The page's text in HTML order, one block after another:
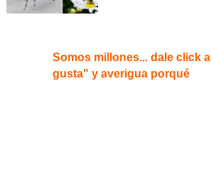
Somos millones... dale click
gusta" y averigua porqué